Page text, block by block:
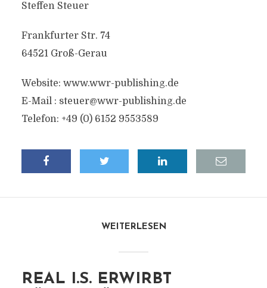
Steffen Steuer
Frankfurter Str. 74
64521 Groß-Gerau
Website: www.wwr-publishing.de
E-Mail : steuer@wwr-publishing.de
Telefon: +49 (0) 6152 9553589
WEITERLESEN
REAL I.S. ERWIRBT